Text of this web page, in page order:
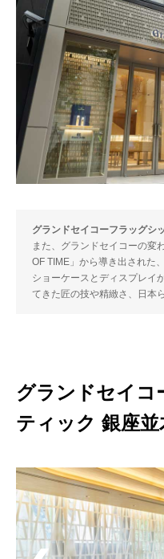
グランドセイコーフラッグシ
また、グランドセイコーの変
OF TIME」から導き出された
ショーケースとディスプレイ
てきた匠の技や精緻さ、日本
グランドセイコ
ティック 銀座並